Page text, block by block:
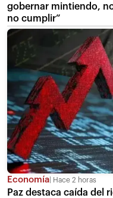
gobernar mintiendo,
no cumplir”
Economía Hace 2 horas
Paz destaca caída del